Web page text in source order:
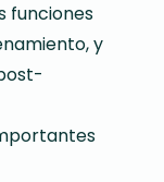
funciones
y